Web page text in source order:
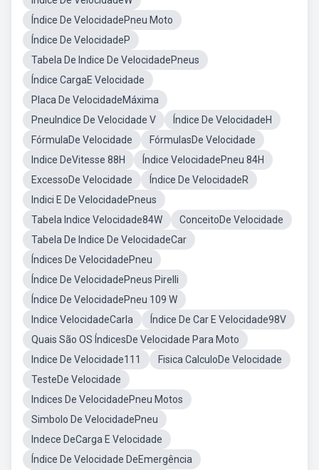
Índice De VelocidadePneu Moto
Índice De VelocidadeP
Tabela De Indice De VelocidadePneus
Índice CargaE Velocidade
Placa De VelocidadeMáxima
PneuIndice De Velocidade V
Índice De VelocidadeH
FórmulaDe Velocidade
FórmulasDe Velocidade
Indice DeVitesse 88H
Índice VelocidadePneu 84H
ExcessoDe Velocidade
Índice De VelocidadeR
Indici E De VelocidadePneus
Tabela Indice Velocidade84W
ConceitoDe Velocidade
Tabela De Indice De VelocidadeCar
Índices De VelocidadePneu
Índice De VelocidadePneus Pirelli
Índice De VelocidadePneu 109 W
Indice VelocidadeCarla
Índice De Car E Velocidade98V
Quais São OS ÍndicesDe Velocidade Para Moto
Indice De Velocidade111
Fisica CalculoDe Velocidade
TesteDe Velocidade
Indices De VelocidadePneu Motos
Simbolo De VelocidadePneu
Indece DeCarga E Velocidade
Índice De Velocidade DeEmergência